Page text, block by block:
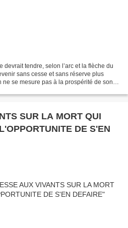
devrait tendre, selon l’arc et la flèche du
sans cesse et sans réserve plus
ne se mesure pas à la prospérité de son
SUR LA MORT QUI
DE S'EN